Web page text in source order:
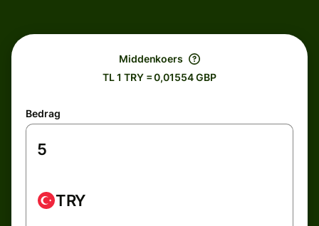
Middenkoers
TL 1 TRY = 0,01554 GBP
Bedrag
TRY